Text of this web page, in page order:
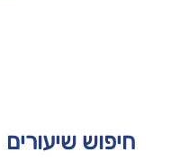
חיפוש שיעורים